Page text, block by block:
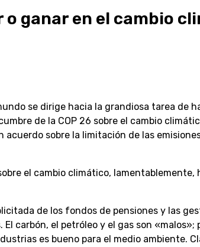
ganar en el cambio
se dirige hacia la grandiosa tarea de
de la COP 26 sobre el cambio
sobre la limitación de las
el cambio climático, lamentablemente,
de los fondos de pensiones y las
carbón, el petróleo y el gas son «malos»;
es bueno para el medio ambiente.